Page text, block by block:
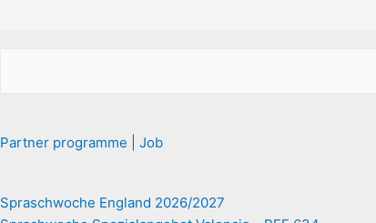
Partner programme Job
Spraschwoche England 2026/2027